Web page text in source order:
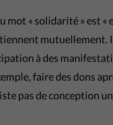
mot « solidarité » est
à des
faire des dons
pas de conception